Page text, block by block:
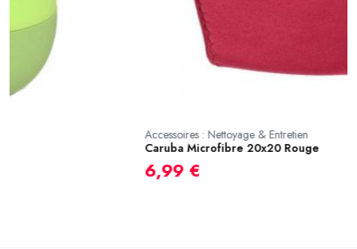
Accessoires : Nettoyage & Entretien
Caruba Microfibre 20x20 Rouge